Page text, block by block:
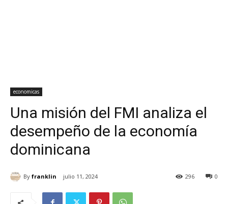
economicas
Una misión del FMI analiza el
desempeño de la economía
dominicana
By franklin julio 11, 2024 0
296